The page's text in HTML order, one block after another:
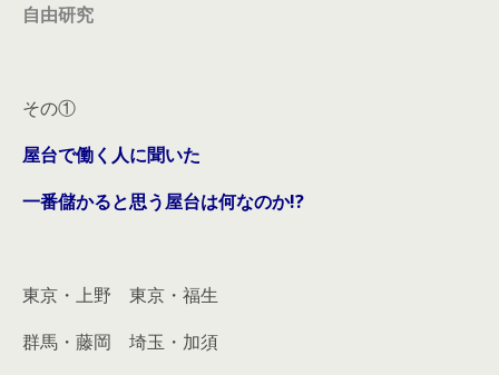
自由研究
その①
屋台で働く人に聞いた
一番儲かると思う屋台は何なのか!?
東京・上野 東京・福生
群馬・藤岡 埼玉・加須